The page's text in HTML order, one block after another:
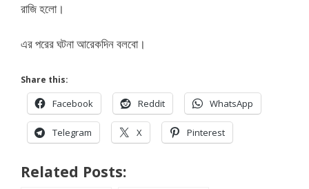
রাজি হলো।
এর পরের ঘটনা আরেকদিন বলবো।
Share this:
Facebook Reddit WhatsApp
Telegram X Pinterest
Related Posts: